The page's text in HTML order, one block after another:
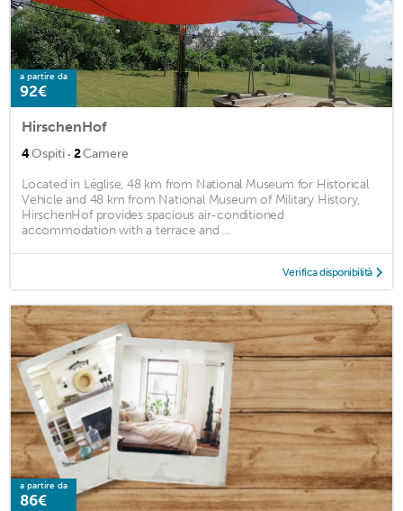
a partire da
92€
HirschenHof
4Ospiti · 2Camere
Located in Léglise, 48 km from National Museum for Historical
Vehicle and 48 km from National Museum of Military History,
HirschenHof provides spacious air-conditioned
accommodation with a terrace and ...
Verifica disponibilità
a partire da
86€